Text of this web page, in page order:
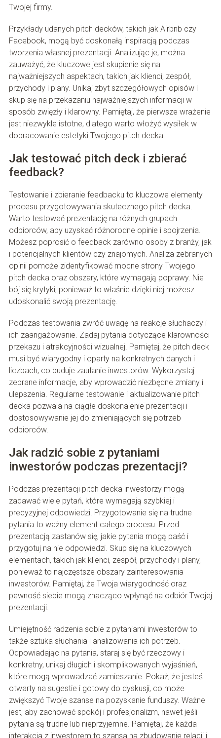
Twojej firmy.
Przykłady udanych pitch decków, takich jak Airbnb czy
Facebook, mogą być doskonałą inspiracją podczas
tworzenia własnej prezentacji. Analizując je, można
zauważyć, że kluczowe jest skupienie się na
najważniejszych aspektach, takich jak klienci, zespół,
przychody i plany. Unikaj zbyt szczegółowych opisów i
skup się na przekazaniu najważniejszych informacji w
sposób zwięzły i klarowny. Pamiętaj, że pierwsze wrażenie
jest niezwykle istotne, dlatego warto włożyć wysiłek w
dopracowanie estetyki Twojego pitch decka.
Jak testować pitch deck i zbierać
feedback?
Testowanie i zbieranie feedbacku to kluczowe elementy
procesu przygotowywania skutecznego pitch decka.
Warto testować prezentację na różnych grupach
odbiorców, aby uzyskać różnorodne opinie i spojrzenia.
Możesz poprosić o feedback zarówno osoby z branży, jak
i potencjalnych klientów czy znajomych. Analiza zebranych
opinii pomoże zidentyfikować mocne strony Twojego
pitch decka oraz obszary, które wymagają poprawy. Nie
bój się krytyki, ponieważ to właśnie dzięki niej możesz
udoskonalić swoją prezentację.
Podczas testowania zwróć uwagę na reakcje słuchaczy i
ich zaangażowanie. Zadaj pytania dotyczące klarowności
przekazu i atrakcyjności wizualnej. Pamiętaj, że pitch deck
musi być wiarygodny i oparty na konkretnych danych i
liczbach, co buduje zaufanie inwestorów. Wykorzystaj
zebrane informacje, aby wprowadzić niezbędne zmiany i
ulepszenia. Regularne testowanie i aktualizowanie pitch
decka pozwala na ciągłe doskonalenie prezentacji i
dostosowywanie jej do zmieniających się potrzeb
odbiorców.
Jak radzić sobie z pytaniami
inwestorów podczas prezentacji?
Podczas prezentacji pitch decka inwestorzy mogą
zadawać wiele pytań, które wymagają szybkiej i
precyzyjnej odpowiedzi. Przygotowanie się na trudne
pytania to ważny element całego procesu. Przed
prezentacją zastanów się, jakie pytania mogą paść i
przygotuj na nie odpowiedzi. Skup się na kluczowych
elementach, takich jak klienci, zespół, przychody i plany,
ponieważ to najczęstsze obszary zainteresowania
inwestorów. Pamiętaj, że Twoja wiarygodność oraz
pewność siebie mogą znacząco wpłynąć na odbiór Twojej
prezentacji.
Umiejętność radzenia sobie z pytaniami inwestorów to
także sztuka słuchania i analizowania ich potrzeb.
Odpowiadając na pytania, staraj się być rzeczowy i
konkretny, unikaj długich i skomplikowanych wyjaśnień,
które mogą wprowadzać zamieszanie. Pokaż, że jesteś
otwarty na sugestie i gotowy do dyskusji, co może
zwiększyć Twoje szanse na pozyskanie funduszy. Ważne
jest, aby zachować spokój i profesjonalizm, nawet jeśli
pytania są trudne lub nieprzyjemne. Pamiętaj, że każda
interakcja z inwestorem to szansa na zbudowanie relacji i